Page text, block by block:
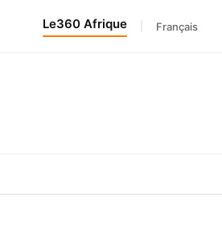
Le360 Afrique Français